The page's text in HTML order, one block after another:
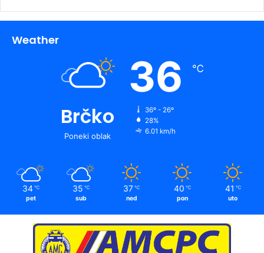
Weather
Brčko
Poneki oblak
36 ℃
36º - 26º
28%
6.01 km/h
34 ℃
pet
35 ℃
sub
37 ℃
ned
40 ℃
pon
41 ℃
uto